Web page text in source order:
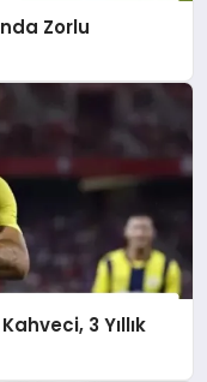
Zorlu
3 Yıllık